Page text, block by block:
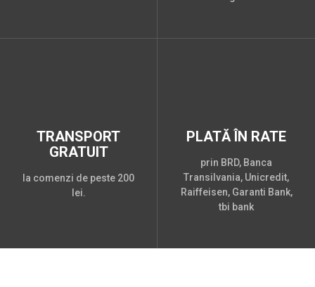
TRANSPORT
GRATUIT
la comenzi de peste 200
lei.
PLATĂ ÎN RATE
prin BRD, Banca
Transilvania, Unicredit,
Raiffeisen, Garanti Bank,
tbi bank